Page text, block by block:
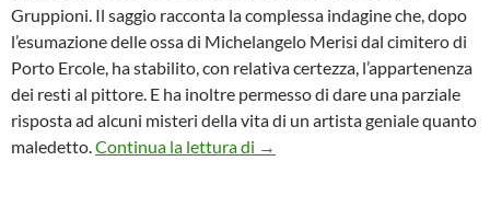
Gruppioni. Il saggio racconta la complessa indagine che, dopo
l’esumazione delle ossa di Michelangelo Merisi dal cimitero di
Porto Ercole, ha stabilito, con relativa certezza, l’appartenenza
dei resti al pittore. E ha inoltre permesso di dare una parziale
risposta ad alcuni misteri della vita di un artista geniale quanto
maledetto. Continua la lettura di La pubblicistica sul Merisi si
→